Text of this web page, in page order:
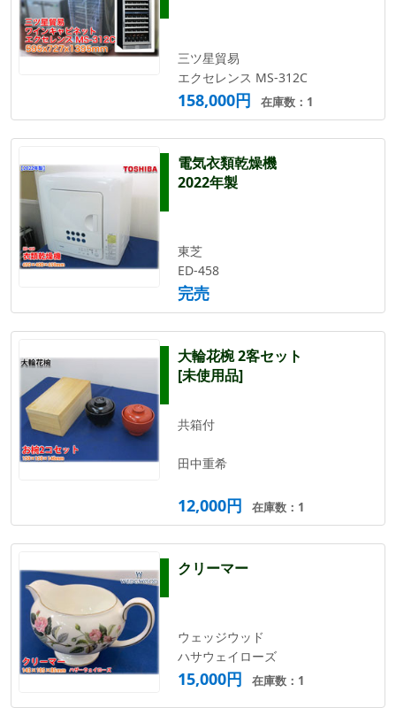
三ツ星貿易
エクセレンス MS-312C
158,000円 在庫数：1
電気衣類乾燥機
2022年製
東芝
ED-458
完売
大輪花椀 2客セット
[未使用品]
共箱付
田中重希
12,000円 在庫数：1
クリーマー
ウェッジウッド
ハサウェイローズ
15,000円 在庫数：1